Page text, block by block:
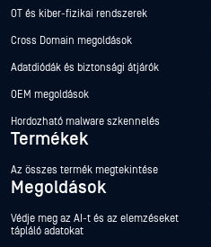
OT és kiber-fizikai rendszerek
Cross Domain megoldások
Adatdiódák és biztonsági átjárók
OEM megoldások
Hordozható malware szkennelés
Termékek
Az összes termék megtekintése
Megoldások
Védje meg az AI-t és az elemzéseket
tápláló adatokat